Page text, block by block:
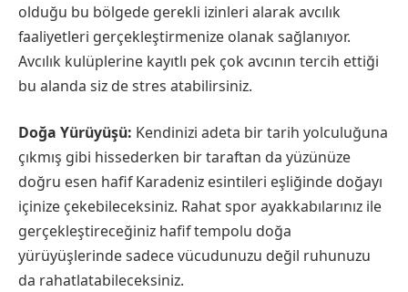
olduğu bu bölgede gerekli izinleri alarak avcılık
faaliyetleri gerçekleştirmenize olanak sağlanıyor.
Avcılık kulüplerine kayıtlı pek çok avcının tercih ettiği
bu alanda siz de stres atabilirsiniz.
Doğa Yürüyüşü: Kendinizi adeta bir tarih yolculuğuna
çıkmış gibi hissederken bir taraftan da yüzünüze
doğru esen hafif Karadeniz esintileri eşliğinde doğayı
içinize çekebileceksiniz. Rahat spor ayakkabılarınız ile
gerçekleştireceğiniz hafif tempolu doğa
yürüyüşlerinde sadece vücudunuzu değil ruhunuzu
da rahatlatabileceksiniz.